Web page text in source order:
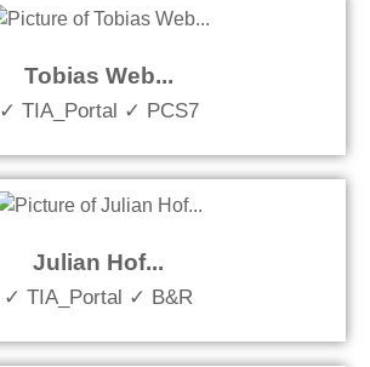
Tobias Web...
✓ TIA_Portal ✓ PCS7
Julian Hof...
✓ TIA_Portal ✓ B&R